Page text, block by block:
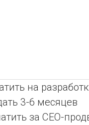
на
3-6 месяцев
за СЕО-